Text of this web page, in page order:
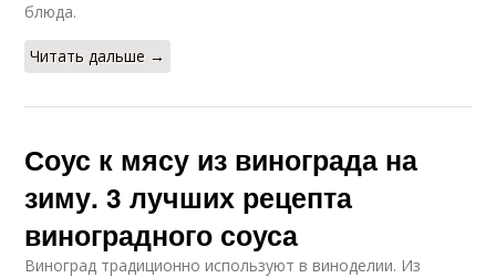
блюда.
Читать дальше →
Соус к мясу из винограда на
зиму. 3 лучших рецепта
виноградного соуса
Виноград традиционно используют в виноделии. Из